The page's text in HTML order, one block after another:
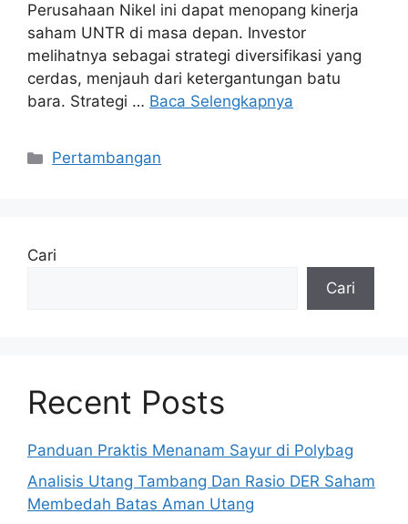
Perusahaan Nikel ini dapat menopang kinerja
saham UNTR di masa depan. Investor
melihatnya sebagai strategi diversifikasi yang
cerdas, menjauh dari ketergantungan batu
bara. Strategi … Baca Selengkapnya
Kategori
Pertambangan
Cari
Cari
Recent Posts
Panduan Praktis Menanam Sayur di Polybag
Analisis Utang Tambang Dan Rasio DER Saham
Membedah Batas Aman Utang